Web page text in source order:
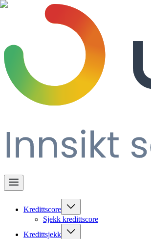
Kredittscore
Sjekk kredittscore
Kredittsjekk